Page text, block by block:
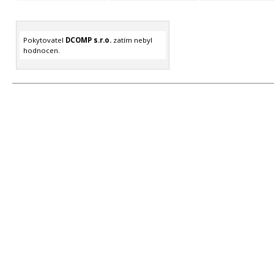
Pokytovatel DCOMP s.r.o.zatím nebyl
hodnocen.